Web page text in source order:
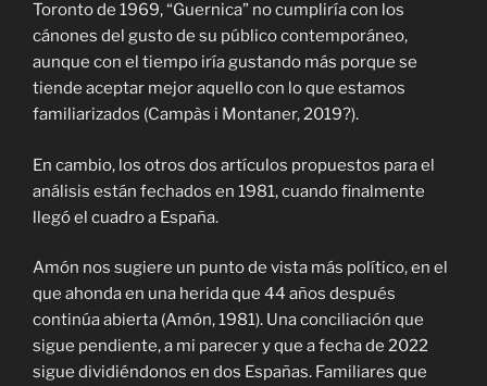
Toronto de 1969, “Guernica” no cumpliría con los
cánones del gusto de su público contemporáneo,
aunque con el tiempo iría gustando más porque se
tiende aceptar mejor aquello con lo que estamos
familiarizados (Campàs i Montaner, 2019?).
En cambio, los otros dos artículos propuestos para el
análisis están fechados en 1981, cuando finalmente
llegó el cuadro a España.
Amón nos sugiere un punto de vista más político, en el
que ahonda en una herida que 44 años después
continúa abierta (Amón, 1981). Una conciliación que
sigue pendiente, a mi parecer y que a fecha de 2022
sigue dividiéndonos en dos Españas. Familiares que